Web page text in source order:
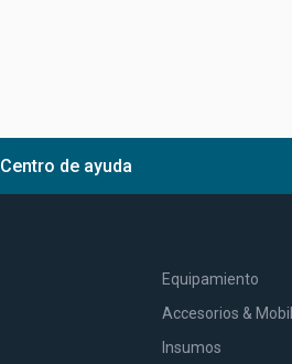
Centro de ayuda
Equipamiento
Accesorios &
Insumos